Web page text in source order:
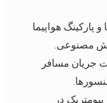
پارکینگ هواپیما
مصنوعی.
جریان مسافر
بیومتریک در